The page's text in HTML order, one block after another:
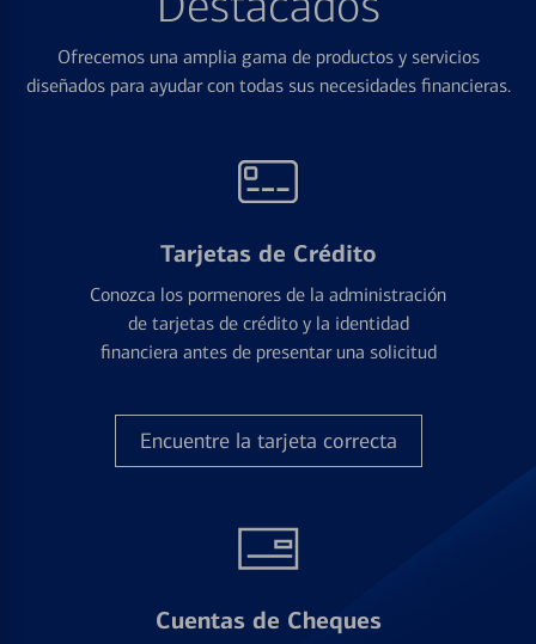
Ofrecemos una amplia gama de productos y servicios
diseñados para ayudar con todas sus necesidades financieras.
Tarjetas de Crédito
Conozca los pormenores de la administración
de tarjetas de crédito y la identidad
financiera antes de presentar una solicitud
Encuentre la tarjeta correcta
Cuentas de Cheques